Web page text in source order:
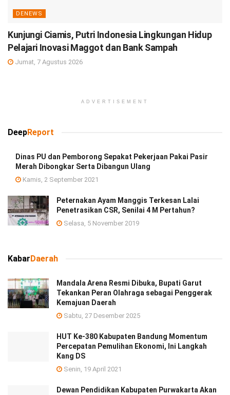
DENEWS
Kunjungi Ciamis, Putri Indonesia Lingkungan Hidup
Pelajari Inovasi Maggot dan Bank Sampah
Jumat, 7 Agustus 2026
ADVERTISEMENT
DeepReport
Dinas PU dan Pemborong Sepakat Pekerjaan Pakai Pasir
Merah Dibongkar Serta Dibangun Ulang
Kamis, 2 September 2021
Peternakan Ayam Manggis Terkesan Lalai
Penetrasikan CSR, Senilai 4 M Pertahun?
Selasa, 5 November 2019
Kabar Daerah
Mandala Arena Resmi Dibuka, Bupati Garut
Tekankan Peran Olahraga sebagai Penggerak
Kemajuan Daerah
Sabtu, 27 Desember 2025
HUT Ke-380 Kabupaten Bandung Momentum
Percepatan Pemulihan Ekonomi, Ini Langkah
Kang DS
Senin, 19 April 2021
Dewan Pendidikan Kabupaten Purwakarta Akan